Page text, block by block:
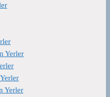
Yerler
Yerler